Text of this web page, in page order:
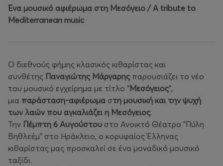
Ένα μουσικό αφιέρωμα στη Μεσόγειο / Α tribute to
Mediterranean music
Ο διεθνούς φήμης κλασικός κιθαρίστας και
συνθέτης Παναγιώτης Μάργαρης παρουσιάζει το νέο
του μουσικό εγχείρημα με τίτλο "Μεσόγειος",
μια παράσταση-αφιέρωμα στη μουσική και την ψυχή
των λαών που αγκαλιάζει η Μεσόγειος.
Την Πέμπτη 6 Αυγούστου στο Ανοικτό Θέατρο "Πύλη
Βηθλεέμ" στο Ηράκλειο, ο κορυφαίος Έλληνας
κιθαρίστας μας προσκαλεί σε ένα μοναδικό μουσικό
ταξίδι.